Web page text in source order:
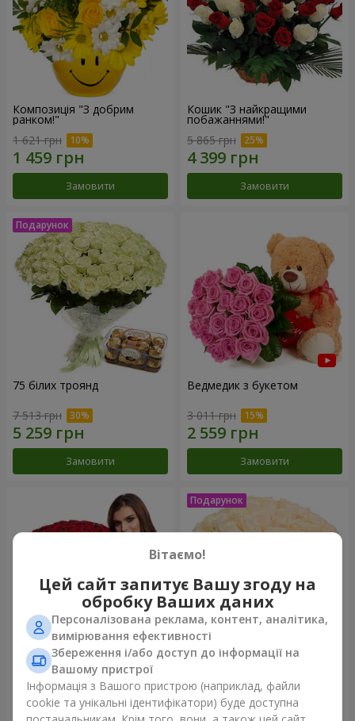
Композиція "З добрим
ранком!"
1 621 грн
Замовити
Кошик "З найкращими
побажаннями!"
5 865 грн
Замовити
75 білих троянд
7 513 грн
Замовити
Ведмедик з букетом
3 011 грн
Замовити
151 червона троянда
15 744 грн
Букет "Очей чарівність"
4 199 грн
Вітаємо!
Цей сайт запитує Вашу згоду на
обробку Ваших даних
Персоналізована реклама, контент, аналітика,
вимірювання ефективності
Збереження і/або доступ до інформації на
Вашому пристрої
Інформація з Вашого пристрою (наприклад, файли
cookie та унікальні ідентифікатори) буде доступна